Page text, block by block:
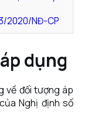
2020/NĐ-CP
dụng
về đối tượng áp
Nghị định số